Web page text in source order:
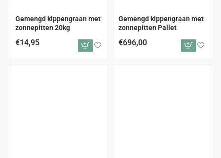
Gemengd kippengraan met
zonnepitten 20kg
€14,95
GRATIS VERZENDING
Gemengd kippengraan met
zonnepitten Pallet
€696,00